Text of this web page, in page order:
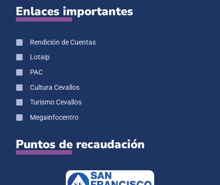
Enlaces importantes
Rendición de Cuentas
Lotaip
PAC
Cultura Cevallos
Turismo Cevallos
Megainfocentro
Puntos de recaudación